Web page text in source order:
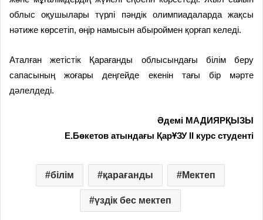
облыс оқушылары түрлі пәндік олимпиадаларда жақсы
нәтиже көрсетіп, өңір намысын абыроймен қорғап келеді.
Аталған жетістік Қарағанды облысындағы білім беру
сапасының жоғары деңгейде екенін тағы бір мәрте
дәлелдеді.
Әдемі МАДИЯРҚЫЗЫ
Е.Бөкетов атындағы ҚарҰЗУ ІІ курс студенті
білім қарағанды Мектеп
үздік бес мектеп